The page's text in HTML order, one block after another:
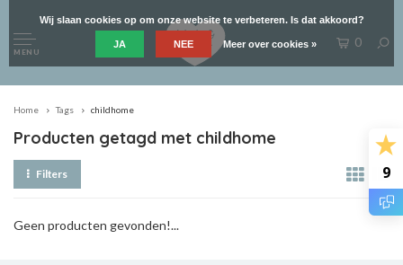
9
MENU
0
Home Tags childhome
Producten getagd met childhome
Filters
Geen producten gevonden!...
Wij slaan cookies op om onze website te verbeteren. Is dat akkoord?
JA NEE Meer over cookies »